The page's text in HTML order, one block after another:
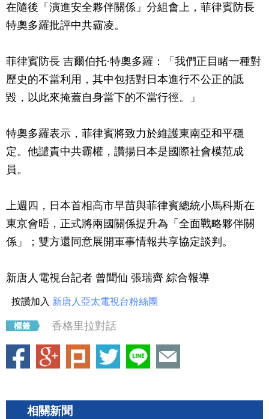
在隨後「演進安全夥伴關係」分組會上，菲律賓防長
特奧多羅批評中共霸凌。
菲律賓防長 吉爾伯托·特奧多羅：「我們正目睹一種對
歷史的不當利用，其中包括對日本進行不公正的詆
毀，以此來掩蓋自身當下的不當行徑。」
特奧多羅表示，菲律賓將致力於維護東南亞和平穩
定。他譴責中共霸權，讚揚日本是國際社會模范成
員。
上週四，日本首相高市早苗與菲律賓總統小馬科斯在
東京會晤，正式將兩國關係提升為「全面戰略夥伴關
係」；雙方還同意展開軍事情報共享協定談判。
新唐人電視台記者 曾聞仙 張瑞齊 綜合報導
按讚加入 新唐人亞太電視台粉絲團
香格里拉對話
相關新聞